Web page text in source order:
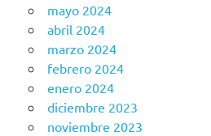
mayo 2024
abril 2024
marzo 2024
febrero 2024
enero 2024
diciembre 2023
noviembre 2023